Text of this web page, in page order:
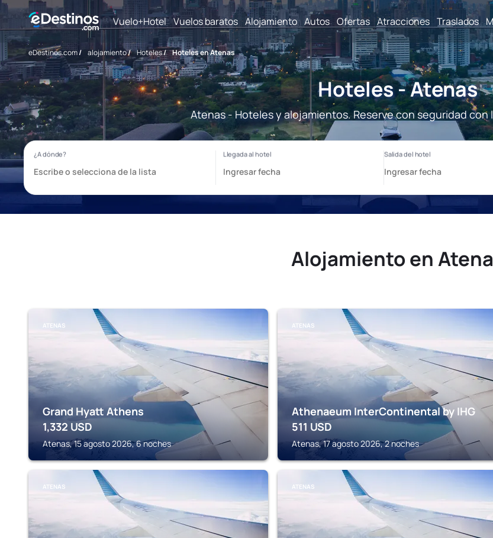
Vuelo+Hotel Vuelos baratos Alojamiento Autos Ofertas Atracciones Traslados
eDestinos.com/ alojamiento/ Hoteles/ Hoteles en Atenas
Hoteles - Atenas
Atenas - Hoteles y alojamientos. Reserve con seguridad
Alojamiento en
ATENAS
Grand Hyatt Athens
1,332 USD
Atenas, 15 agosto 2026, 6 noches
ATENAS
Athenaeum InterContinental by IHG
511 USD
Atenas, 17 agosto 2026, 2 noches
ATENAS ATENAS